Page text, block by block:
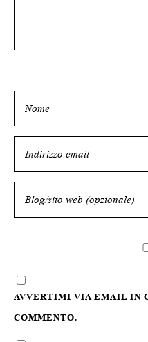
AVVERTIMI VIA EMAIL IN
COMMENTO.